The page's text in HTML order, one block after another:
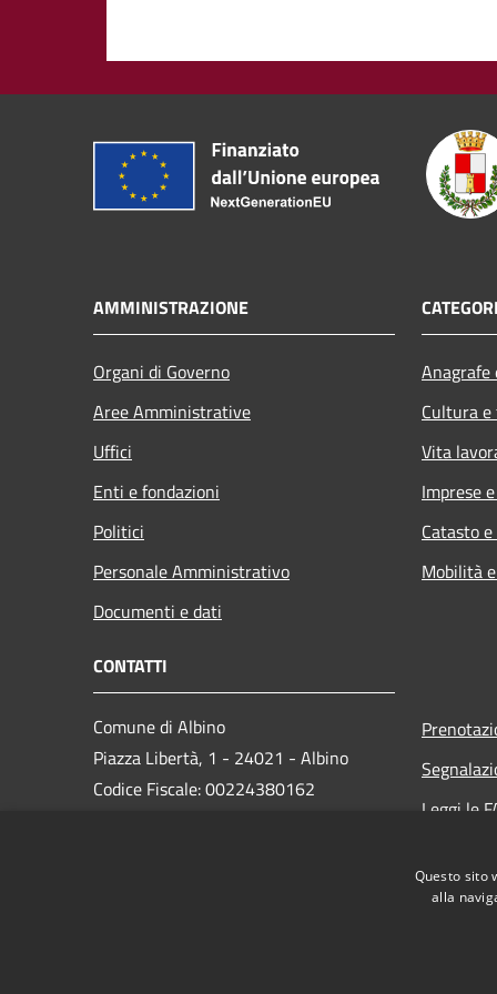
AMMINISTRAZIONE
Organi di Governo
Aree Amministrative
Uffici
Enti e fondazioni
Politici
Personale Amministrativo
Documenti e dati
Cultura
Vita
Imprese
Catasto
Mobilità
CONTATTI
Comune di Albino
Piazza Libertà, 1 - 24021 - Albino
Codice Fiscale: 00224380162
Leggi le
Questo sito
alla